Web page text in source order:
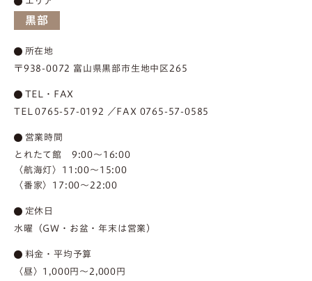
黒部
所在地
〒938-0072 富山県黒部市生地中区265
TEL・FAX
TEL 0765-57-0192 ／FAX 0765-57-0585
営業時間
とれたて館 9:00～16:00
〈航海灯〉11:00～15:00
〈番家〉17:00～22:00
定休日
水曜（GW・お盆・年末は営業）
料金・平均予算
〈昼〉1,000円～2,000円